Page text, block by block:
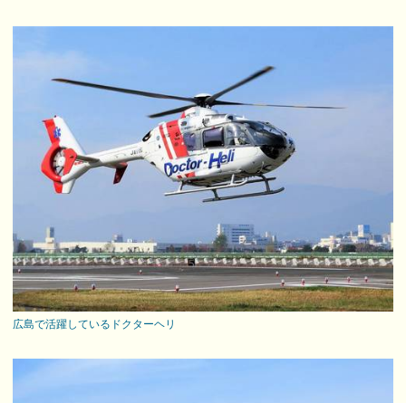
広島で活躍しているドクターヘリ